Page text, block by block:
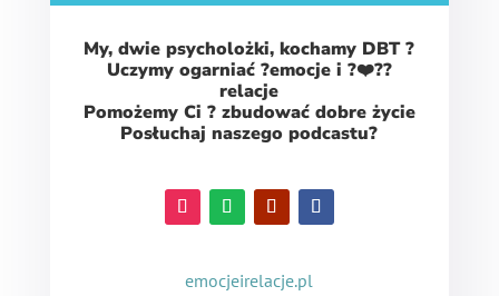
My, dwie psycholożki, kochamy DBT ?
Uczymy ogarniać ?️emocje i ?‍❤️‍?‍?
relacje
Pomożemy Ci ? zbudować dobre życie
Posłuchaj naszego podcastu?
emocjeirelacje.pl